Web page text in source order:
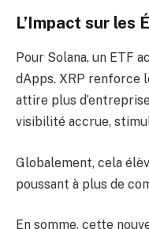
L’Impact sur les
Pour Solana, un ETF
dApps. XRP renforce
attire plus
visibilité accrue,
Globalement, cela
poussant à plus de
En somme, cette